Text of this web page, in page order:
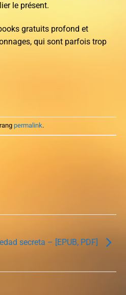
le présent.
gratuits profond et
qui sont parfois trop
permalink.
secreta – [EPUB, PDF]